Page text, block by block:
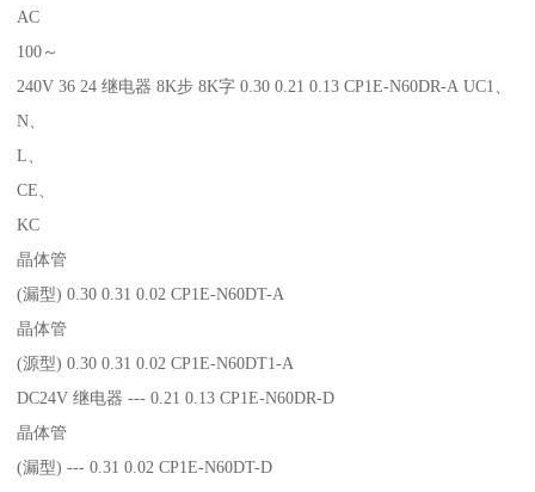
AC
100～
240V 36 24 继电器 8K步 8K字 0.30 0.21 0.13 CP1E-N60DR-A UC1、
N、
L、
CE、
KC
晶体管
(漏型) 0.30 0.31 0.02 CP1E-N60DT-A
晶体管
(源型) 0.30 0.31 0.02 CP1E-N60DT1-A
DC24V 继电器 --- 0.21 0.13 CP1E-N60DR-D
晶体管
(漏型) --- 0.31 0.02 CP1E-N60DT-D